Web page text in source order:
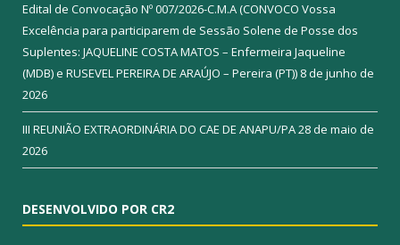
Edital de Convocação Nº 007/2026-C.M.A (CONVOCO Vossa
Excelência para participarem de Sessão Solene de Posse dos
Suplentes: JAQUELINE COSTA MATOS – Enfermeira Jaqueline
(MDB) e RUSEVEL PEREIRA DE ARAÚJO – Pereira (PT)) 8 de junho de
2026
III REUNIÃO EXTRAORDINÁRIA DO CAE DE ANAPU/PA28 de maio de
2026
DESENVOLVIDO POR CR2